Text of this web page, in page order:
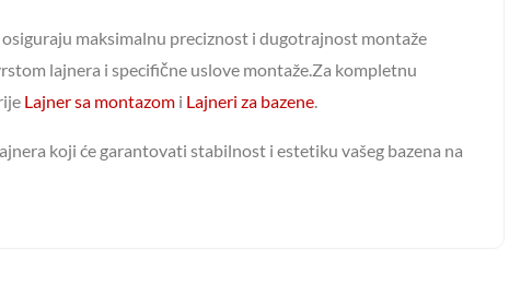
maksimalnu preciznost i dugotrajnost montaže
lajnera i specifične uslove montaže.Za kompletnu
Lajner sa montazomi Lajneri za bazene.
koji će garantovati stabilnost i estetiku vašeg bazena na